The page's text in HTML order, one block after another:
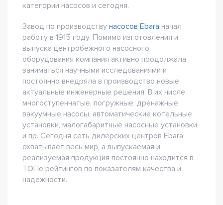
категории насосов и сегодня.
Завод по производству насосов Ebara начал
работу в 1915 году. Помимо изготовления и
выпуска центробежного насосного
оборудования компания активно продолжала
заниматься научными исследованиями и
постоянно внедряла в производство новые
актуальные инженерные решения. В их числе
многоступенчатые, погружные, дренажные,
вакуумные насосы, автоматические котельные
установки, малогабаритные насосные установки
и пр. Сегодня сеть дилерских центров Ebara
охватывает весь мир, а выпускаемая и
реализуемая продукция постоянно находится в
ТОПе рейтингов по показателям качества и
надежности.